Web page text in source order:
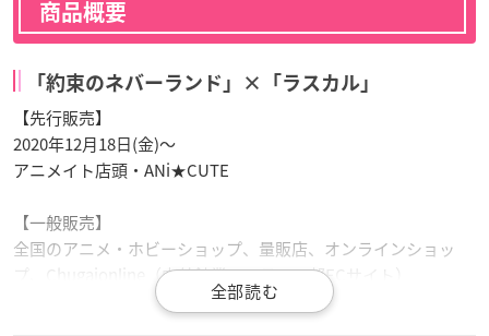
商品概要
「約束のネバーランド」×「ラスカル」
【先行販売】
2020年12月18日(金)〜
アニメイト店頭・ANi★CUTE
【一般販売】
全国のアニメ・ホビーショップ、量販店、オンラインショッ
プ、Chugaionline（中外鉱業コンテンツ部ECサイト）